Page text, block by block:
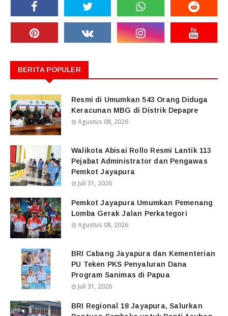
BERITA POPULER
Resmi di Umumkan 543 Orang Diduga
Keracunan MBG di Distrik Depapre
Agustus 08, 2026
Walikota Abisai Rollo Resmi Lantik 113
Pejabat Administrator dan Pengawas
Pemkot Jayapura
Juli 31, 2026
Pemkot Jayapura Umumkan Pemenang
Lomba Gerak Jalan Perkategori
Agustus 08, 2026
BRI Cabang Jayapura dan Kementerian
PU Teken PKS Penyaluran Dana
Program Sanimas di Papua
Juli 31, 2026
BRI Regional 18 Jayapura, Salurkan